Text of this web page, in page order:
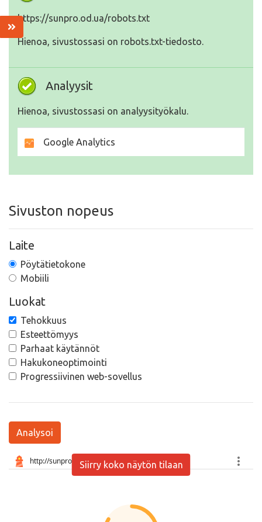
https://sunpro.od.ua/robots.txt
Hienoa, sivustossasi on robots.txt-tiedosto.
Analyysit
Hienoa, sivustossasi on analyysityökalu.
Google Analytics
Sivuston nopeus
Laite
Pöytätietokone
Mobiili
Luokat
Tehokkuus
Esteettömyys
Parhaat käytännöt
Hakukoneoptimointi
Progressiivinen web-sovellus
Analysoi
Siirry koko näytön tilaan